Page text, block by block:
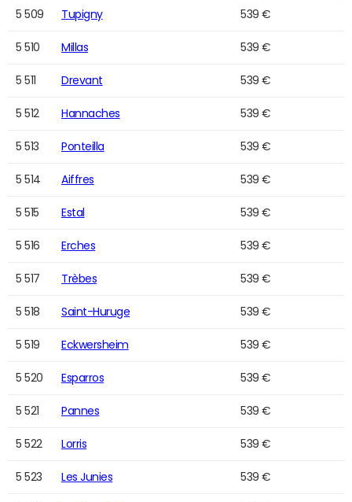
5 509 Tupigny 539 €
5 510 Millas 539 €
5 511 Drevant 539 €
5 512 Hannaches 539 €
5 513 Ponteilla 539 €
5 514 Aiffres 539 €
5 515 Estal 539 €
5 516 Erches 539 €
5 517 Trèbes 539 €
5 518 Saint-Huruge 539 €
5 519 Eckwersheim 539 €
5 520 Esparros 539 €
5 521 Pannes 539 €
5 522 Lorris 539 €
5 523 Les Junies 539 €